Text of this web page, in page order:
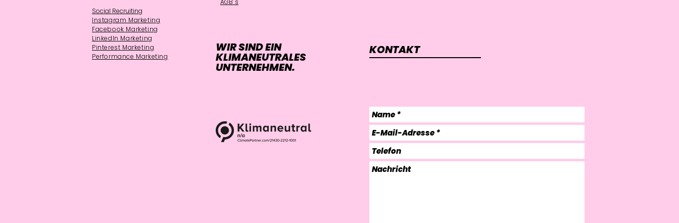
Social Recruiting
Instagram Marketing
Facebook Marketing
LinkedIn Marketing
Pinterest Marketing
Performance Marketing
AGB´s
WIR SIND EIN
KLIMANEUTRALES
UNTERNEHMEN.
KONTAKT